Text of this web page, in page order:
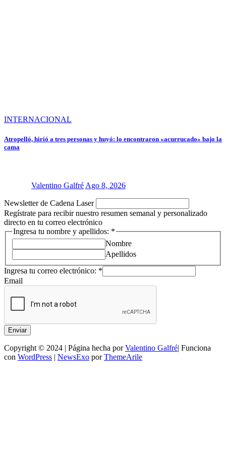
INTERNACIONAL
Atropelló, hirió a tres personas y huyó: lo encontraron «acurrucado» bajo la
cama
Valentino Galfré Ago 8, 2026
Laser
electrónico:
Newsletter de Cadena Laser
Regístrate para recibir nuestro resumen semanal y personalizado
directo en tu correo electrónico
Ingresa tu nombre y apellidos: *
Nombre
Apellidos
Ingresa tu correo electrónico: *
Email
Enviar
Copyright © 2024 | Página hecha porValentino Galfré| Funciona
con WordPress | NewsExo porThemeArile